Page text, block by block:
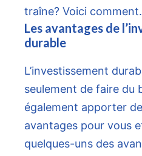
traîne? Voici comment.
Les avantages de
durable
L’investissement
seulement de faire du
également apporter
avantages pour vous
quelques-uns des